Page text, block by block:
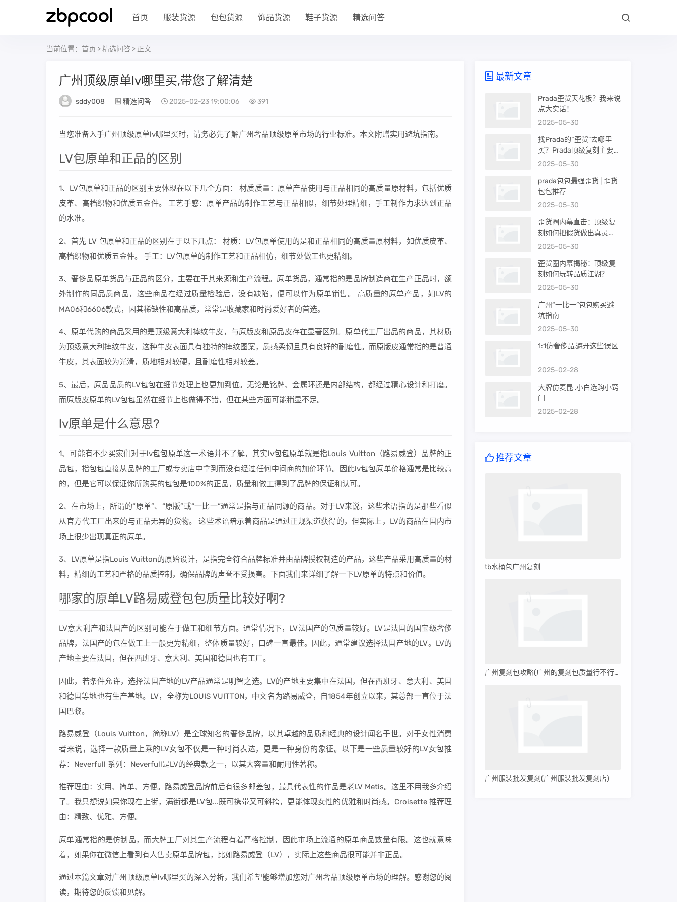
首页 服装货源 包包货源 饰品货源 鞋子货源 精选问答
当前位置： 首页 >精选问答 > 正文
广州顶级原单lv哪里买,带您了解清楚
sddy008 精选问答 2025-02-23 19:00:06 391
当您准备入手广州顶级原单lv哪里买时，请务必先了解广州奢品顶级原单市场的行业标准。本文附赠实用避坑指南。
LV包原单和正品的区别
1、LV包原单和正品的区别主要体现在以下几个方面： 材质质量：原单产品使用与正品相同的高质量原材料，包括优质
皮革、高档织物和优质五金件。 工艺手感：原单产品的制作工艺与正品相似，细节处理精细，手工制作力求达到正品
的水准。
2、首先 LV 包原单和正品的区别在于以下几点： 材质：LV包原单使用的是和正品相同的高质量原材料，如优质皮革、
高档织物和优质五金件。 手工：LV包原单的制作工艺和正品相仿，细节处做工也更精细。
3、奢侈品原单货品与正品的区分，主要在于其来源和生产流程。原单货品，通常指的是品牌制造商在生产正品时，额
外制作的同品质商品，这些商品在经过质量检验后，没有缺陷，便可以作为原单销售。 高质量的原单产品，如LV的
MA06和6606款式，因其稀缺性和高品质，常常是收藏家和时尚爱好者的首选。
4、原单代购的商品采用的是顶级意大利摔纹牛皮，与原版皮和原品皮存在显著区别。原单代工厂出品的商品，其材质
为顶级意大利摔纹牛皮，这种牛皮表面具有独特的摔纹图案，质感柔韧且具有良好的耐磨性。而原版皮通常指的是普通
牛皮，其表面较为光滑，质地相对较硬，且耐磨性相对较差。
5、最后，原品品质的LV包包在细节处理上也更加到位。无论是铭牌、金属环还是内部结构，都经过精心设计和打磨。
而原版皮原单的LV包包虽然在细节上也做得不错，但在某些方面可能稍显不足。
lv原单是什么意思?
1、可能有不少买家们对于lv包包原单这一术语并不了解，其实lv包包原单就是指Louis Vuitton（路易威登）品牌的正
品包，指包包直接从品牌的工厂或专卖店中拿到而没有经过任何中间商的加价环节。因此lv包包原单价格通常是比较高
的，但是它可以保证你所购买的包包是100%的正品，质量和做工得到了品牌的保证和认可。
2、在市场上，所谓的“原单”、“原版”或“一比一”通常是指与正品同源的商品。对于LV来说，这些术语指的是那些看似
从官方代工厂出来的与正品无异的货物。 这些术语暗示着商品是通过正规渠道获得的，但实际上，LV的商品在国内市
场上很少出现真正的原单。
3、LV原单是指Louis Vuitton的原始设计，是指完全符合品牌标准并由品牌授权制造的产品，这些产品采用高质量的材
料，精细的工艺和严格的品质控制，确保品牌的声誉不受损害。下面我们来详细了解一下LV原单的特点和价值。
哪家的原单LV路易威登包包质量比较好啊?
LV意大利产和法国产的区别可能在于做工和细节方面。通常情况下，LV法国产的包质量较好。LV是法国的国宝级奢侈
品牌，法国产的包在做工上一般更为精细，整体质量较好，口碑一直最佳。因此，通常建议选择法国产地的LV。LV的
产地主要在法国，但在西班牙、意大利、美国和德国也有工厂。
因此，若条件允许，选择法国产地的LV产品通常是明智之选。LV的产地主要集中在法国，但在西班牙、意大利、美国
和德国等地也有生产基地。LV，全称为LOUIS VUITTON，中文名为路易威登，自1854年创立以来，其总部一直位于法
国巴黎。
路易威登（Louis Vuitton，简称LV）是全球知名的奢侈品牌，以其卓越的品质和经典的设计闻名于世。对于女性消费
者来说，选择一款质量上乘的LV女包不仅是一种时尚表达，更是一种身份的象征。以下是一些质量较好的LV女包推
荐：Neverfull 系列：Neverfull是LV的经典款之一，以其大容量和耐用性著称。
推荐理由：实用、简单、方便。路易威登品牌前后有很多邮差包，最具代表性的作品是老LV Metis。这里不用我多介绍
了。我只想说如果你现在上街，满街都是LV包...既可携带又可斜挎，更能体现女性的优雅和时尚感。Croisette 推荐理
由：精致、优雅、方便。
原单通常指的是仿制品，而大牌工厂对其生产流程有着严格控制，因此市场上流通的原单商品数量有限。这也就意味
着，如果你在微信上看到有人售卖原单品牌包，比如路易威登（LV），实际上这些商品很可能并非正品。
通过本篇文章对广州顶级原单lv哪里买的深入分析，我们希望能够增加您对广州奢品顶级原单市场的理解。感谢您的阅
读，期待您的反馈和见解。
最新文章
Prada歪货天花板？我来说
点大实话！
2025-05-30
找Prada的“歪货”去哪里
买？Prada顶级复刻主要渠
道盘点
2025-05-30
prada包包最强歪货 | 歪货
包包推荐
2025-05-30
歪货圈内幕直击：顶级复
刻如何把假货做出真灵
魂？
2025-05-30
歪货圈内幕揭秘：顶级复
刻如何玩转品质江湖？
2025-05-30
广州“一比一”包包购买避
坑指南
2025-05-30
1:1仿奢侈品,避开这些误区
2025-02-28
大牌仿麦昆 ,小白选购小窍
门
2025-02-28
推荐文章
tb水桶包广州复刻
广州复刻包攻略(广州的复刻包质量行不行呀)
广州服装批发复刻(广州服装批发复刻店)